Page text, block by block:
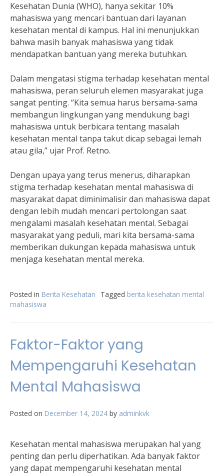
Kesehatan Dunia (WHO), hanya sekitar 10%
mahasiswa yang mencari bantuan dari layanan
kesehatan mental di kampus. Hal ini menunjukkan
bahwa masih banyak mahasiswa yang tidak
mendapatkan bantuan yang mereka butuhkan.
Dalam mengatasi stigma terhadap kesehatan mental
mahasiswa, peran seluruh elemen masyarakat juga
sangat penting. “Kita semua harus bersama-sama
membangun lingkungan yang mendukung bagi
mahasiswa untuk berbicara tentang masalah
kesehatan mental tanpa takut dicap sebagai lemah
atau gila,” ujar Prof. Retno.
Dengan upaya yang terus menerus, diharapkan
stigma terhadap kesehatan mental mahasiswa di
masyarakat dapat diminimalisir dan mahasiswa dapat
dengan lebih mudah mencari pertolongan saat
mengalami masalah kesehatan mental. Sebagai
masyarakat yang peduli, mari kita bersama-sama
memberikan dukungan kepada mahasiswa untuk
menjaga kesehatan mental mereka.
Posted in Berita Kesehatan Tagged berita kesehatan mental
mahasiswa
Faktor-Faktor yang
Mempengaruhi Kesehatan
Mental Mahasiswa
Posted on December 14, 2024 by adminkvk
Kesehatan mental mahasiswa merupakan hal yang
penting dan perlu diperhatikan. Ada banyak faktor
yang dapat mempengaruhi kesehatan mental